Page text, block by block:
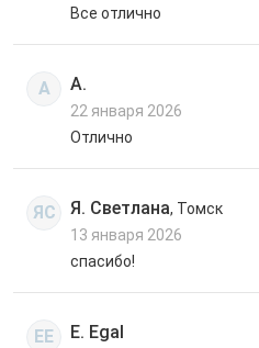
Все отлично
А А.
22 января 2026
Отлично
ЯС Я. Светлана, Томск
13 января 2026
спасибо!
EE E. Egal